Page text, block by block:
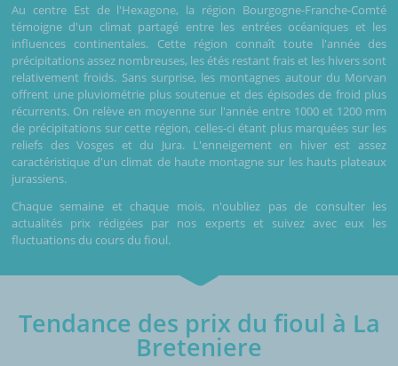
Au centre Est de l'Hexagone, la région Bourgogne-Franche-Comté
témoigne d'un climat partagé entre les entrées océaniques et les
influences continentales. Cette région connaît toute l'année des
précipitations assez nombreuses, les étés restant frais et les hivers sont
relativement froids. Sans surprise, les montagnes autour du Morvan
offrent une pluviométrie plus soutenue et des épisodes de froid plus
récurrents. On relève en moyenne sur l'année entre 1000 et 1200 mm
de précipitations sur cette région, celles-ci étant plus marquées sur les
reliefs des Vosges et du Jura. L'enneigement en hiver est assez
caractéristique d'un climat de haute montagne sur les hauts plateaux
jurassiens.
Chaque semaine et chaque mois, n'oubliez pas de consulter les
actualités prix rédigées par nos experts et suivez avec eux les
fluctuations du cours du fioul.
Tendance des prix du fioul à La
Breteniere